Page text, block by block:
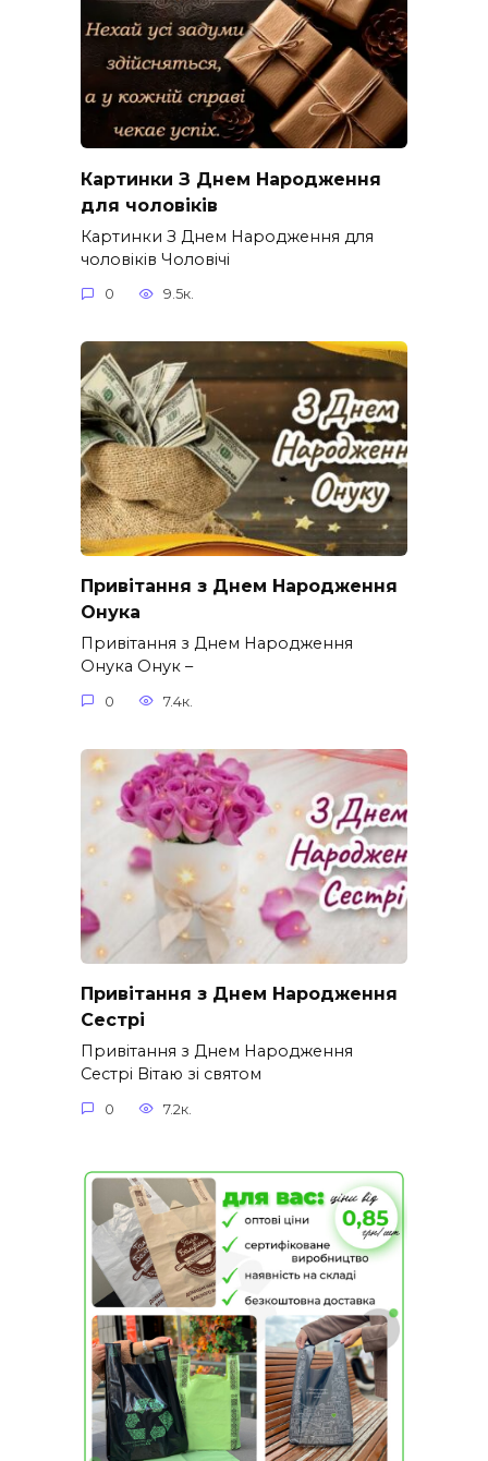
Картинки З Днем Народження
для чоловіків​
Картинки З Днем Народження для
чоловіків​ Чоловічі
0 9.5к.
Привітання з Днем Народження
Онука
Привітання з Днем Народження
Онука Онук –
0 7.4к.
Привітання з Днем Народження
Сестрі
Привітання з Днем Народження
Сестрі Вітаю зі святом
0 7.2к.